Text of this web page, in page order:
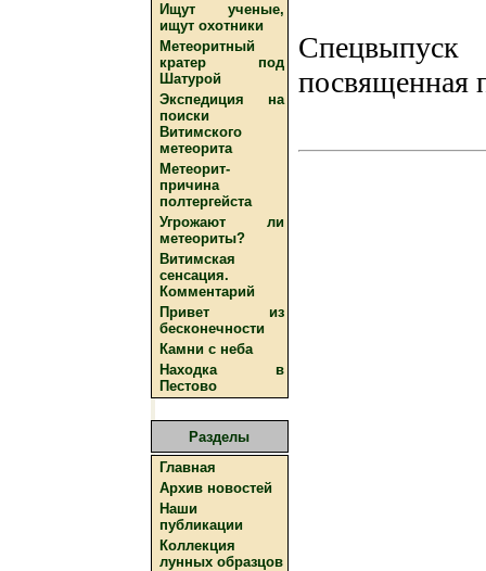
Ищут ученые,
ищут охотники
Метеоритный
кратер под
Шатурой
Экспедиция на
поиски
Витимского
метеорита
Метеорит-
причина
полтергейста
Угрожают ли
метеориты?
Витимская
сенсация.
Комментарий
Привет из
бесконечности
Камни с неба
Находка в
Пестово
Разделы
Главная
Архив новостей
Наши
публикации
Коллекция
лунных образцов
посвященная